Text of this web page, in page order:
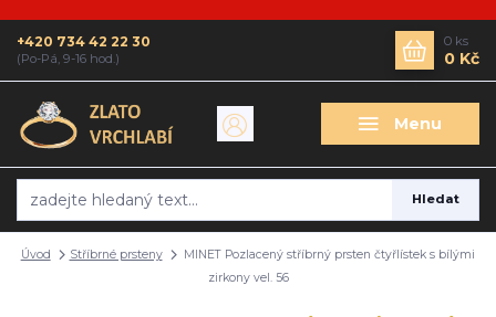
Menu
Hledat
+420 734 42 22 30
(Po-Pá, 9-16 hod.)
0 ks
0 Kč
Úvod Stříbrné prsteny
MINET Pozlacený stříbrný prsten čtyřlístek s bílými
zirkony vel. 56